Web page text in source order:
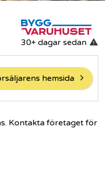
30+ dagarsedan
hemsida
Kontakta företaget för